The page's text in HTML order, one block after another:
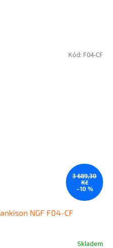
3 689,30
Kč
–10 %
NGF F04-CF
Skladem
Kód: F04-CF